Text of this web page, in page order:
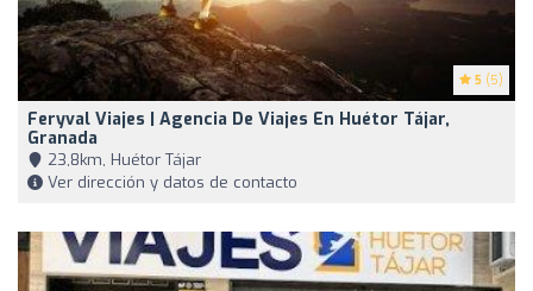
5 (5)
Feryval Viajes | Agencia De Viajes En Huétor Tájar,
Granada
23,8km, Huétor Tájar
Ver dirección y datos de contacto